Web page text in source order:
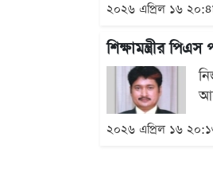
২০২৬ এপ্রিল ১৬
শিক্ষামন্ত্রীর
২০২৬ এপ্রিল ১৬